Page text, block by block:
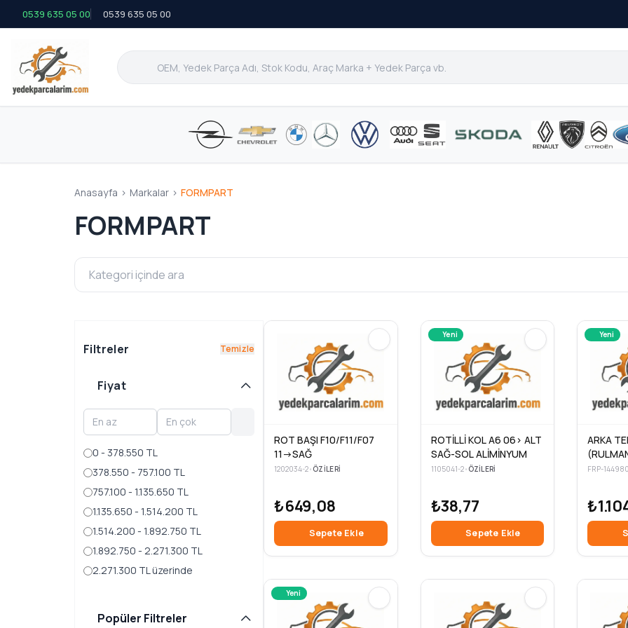
0539 635 05 00 0539 635 05 00
Anasayfa > Markalar > FORMPART
FORMPART
Filtreler Temizle
Fiyat
0 - 378.550 TL
378.550 - 757.100 TL
757.100 - 1.135.650 TL
1.135.650 - 1.514.200 TL
1.514.200 - 1.892.750 TL
1.892.750 - 2.271.300 TL
2.271.300 TL üzerinde
Popüler Filtreler
ROT BAŞI F10/F11/F07
11->SAĞ
1202034-2• ÖZILERI
₺649,08
Sepete Ekle
Yeni
ROTİLLİ KOL A6 06> ALT
SAĞ-SOL ALİMİNYUM
1105041-2• ÖZILERI
₺38,77
Sepete Ekle
Yeni
ARKA
BRAVO
2,0 9
Yeni